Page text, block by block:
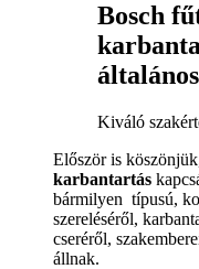
Bosch
Kiváló
Először is
karbantartás
bármilyen típusú,
szereléséről,
cseréről,
állnak.